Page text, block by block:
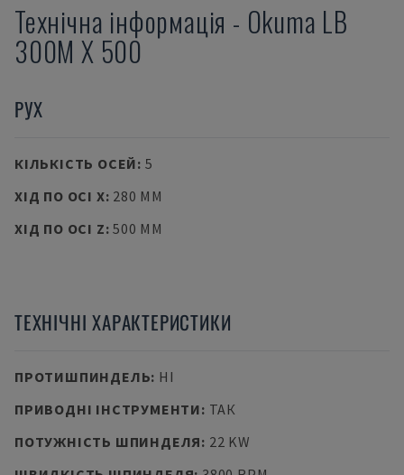
Технічна інформація - Okuma LB
300M X 500
РУХ
КІЛЬКІСТЬ ОСЕЙ: 5
ХІД ПО ОСІ X: 280 MM
ХІД ПО ОСІ Z:500 MM
ТЕХНІЧНІ ХАРАКТЕРИСТИКИ
ПРОТИШПИНДЕЛЬ: НІ
ПРИВОДНІ ІНСТРУМЕНТИ: ТАК
ПОТУЖНІСТЬ ШПИНДЕЛЯ: 22 KW